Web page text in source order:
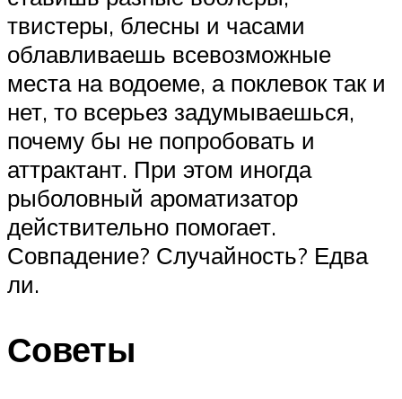
твистеры, блесны и часами
облавливаешь всевозможные
места на водоеме, а поклевок так и
нет, то всерьез задумываешься,
почему бы не попробовать и
аттрактант. При этом иногда
рыболовный ароматизатор
действительно помогает.
Совпадение? Случайность? Едва
ли.
Советы